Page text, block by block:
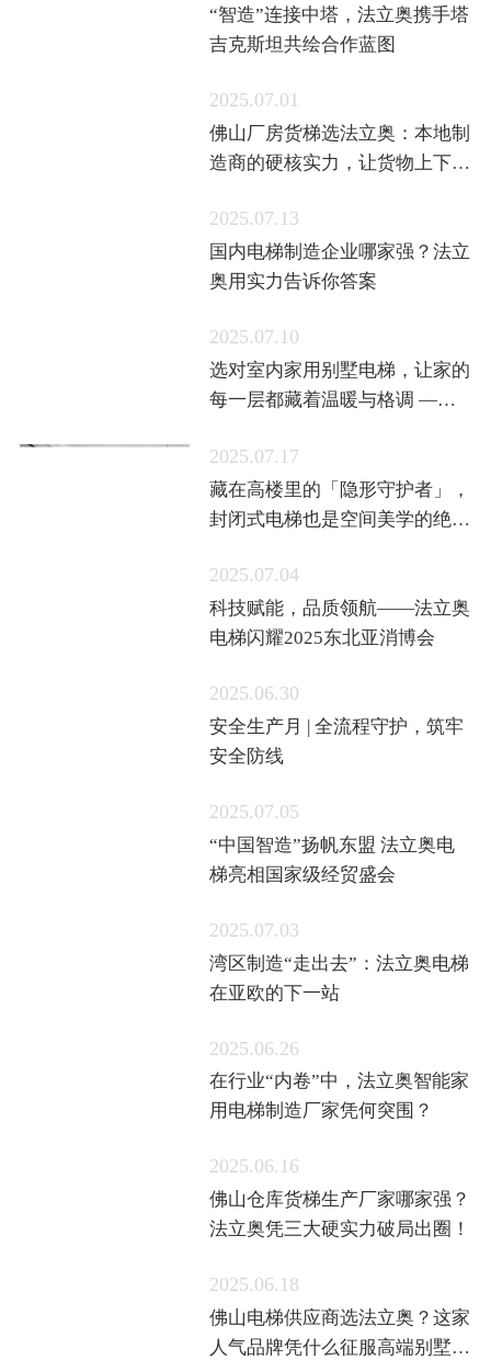
“智造”连接中塔，法立奥携手塔
吉克斯坦共绘合作蓝图
2025.07.01
佛山厂房货梯选法立奥：本地制
造商的硬核实力，让货物上下更
2025.07.13
国内电梯制造企业哪家强？法立
奥用实力告诉你答案
2025.07.10
选对室内家用别墅电梯，让家的
每一层都藏着温暖与格调 ——
2025.07.17
藏在高楼里的「隐形守护者」，
封闭式电梯也是空间美学的绝绝
2025.07.04
科技赋能，品质领航——法立奥
电梯闪耀2025东北亚消博会
2025.06.30
安全生产月 | 全流程守护，筑牢
安全防线
2025.07.05
“中国智造”扬帆东盟 法立奥电
梯亮相国家级经贸盛会
2025.07.03
湾区制造“走出去”：法立奥电梯
在亚欧的下一站
2025.06.26
在行业“内卷”中，法立奥智能家
用电梯制造厂家凭何突围？
2025.06.16
佛山仓库货梯生产厂家哪家强？
法立奥凭三大硬实力破局出圈！
2025.06.18
佛山电梯供应商选法立奥？这家
人气品牌凭什么征服高端别墅